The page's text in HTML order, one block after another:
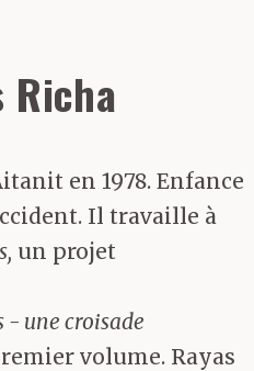
Richa
en 1978. Enfance
Il travaille à
un projet
- une croisade
volume. Rayas